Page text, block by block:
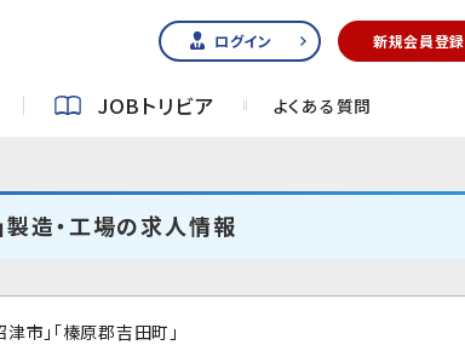
ログイン 新規会員登録
JOBトリビア よくある質問
製造・工場の求人情報
市」「榛原郡吉田町」